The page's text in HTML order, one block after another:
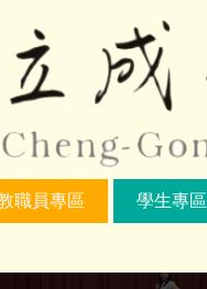
職員專區 學生專區